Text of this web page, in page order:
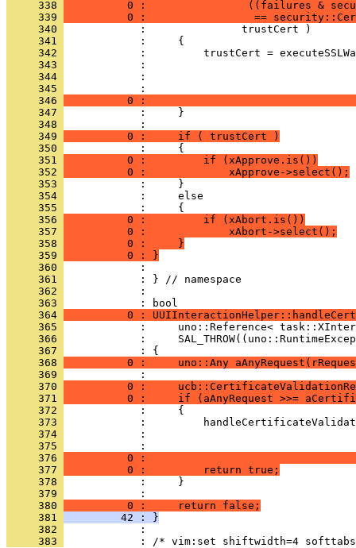
     338
0 :                ((failures &
     339
0 :                 ==
     340
     341
     342
     343
     344
     345
     346
0 :
     347
     348
     349
          0 :     if ( trustCert )
     350
     351
          0 :         if (xApprove.is())
     352
          0 :             xApprove->select();
     353
     354
     355
     356
          0 :         if (xAbort.is())
     357
          0 :             xAbort->select();
     358
          0 :     }
     359
          0 : }
     360
     361
     362
            :
     363
     364
0 :
     365
     366
     367
     368
0 :     uno::Any
     369
     370
0 :
     371
0 :     if (aAnyRequest >>=
     372
     373
     374
     375
     376
0 :
     377
          0 :         return true;
     378
     379
            :
     380
          0 :     return false;
     381
         42 : }
     382
     383